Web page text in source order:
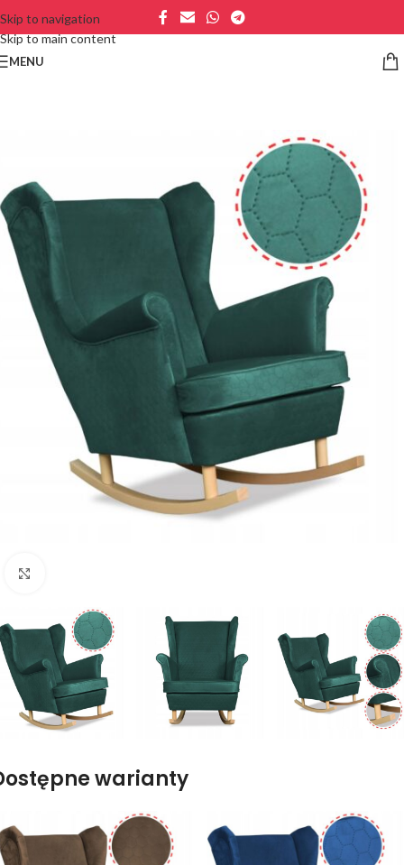
Skip to navigation
Skip to main content
MENU
warianty